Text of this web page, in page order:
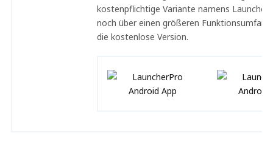
kostenpflichtige Variante namens
noch über einen größeren
die kostenlose Version.